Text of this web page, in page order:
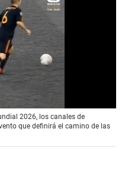
2026, los canales de
que definirá el camino de las